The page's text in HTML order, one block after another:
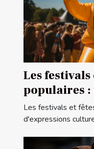
Les festivals
populaires
pour la
Les festivals et
d'expressions